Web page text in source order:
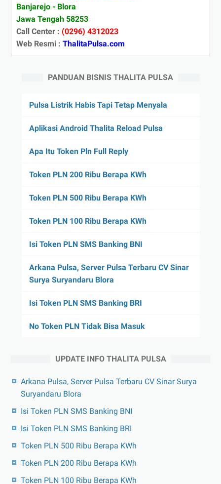
Banjarejo - Blora
Jawa Tengah 58253
Call Center : (0296) 4312023
Web Resmi : ThalitaPulsa.com
PANDUAN BISNIS THALITA PULSA
Pulsa Listrik Habis Tapi Tetap Menyala
Aplikasi Android Thalita Reload Pulsa
Apa Itu Token Pln Full Reply
Token PLN 200 Ribu Berapa KWh
Token PLN 500 Ribu Berapa KWh
Token PLN 100 Ribu Berapa KWh
Isi Token PLN SMS Banking BNI
Arkana Pulsa, Server Pulsa Terbaru CV Sinar
Surya Suryandaru Blora
Isi Token PLN SMS Banking BRI
No Token PLN Tidak Bisa Masuk
UPDATE INFO THALITA PULSA
Arkana Pulsa, Server Pulsa Terbaru CV Sinar Surya
Suryandaru Blora
Isi Token PLN SMS Banking BNI
Isi Token PLN SMS Banking BRI
Token PLN 500 Ribu Berapa KWh
Token PLN 200 Ribu Berapa KWh
Token PLN 100 Ribu Berapa KWh